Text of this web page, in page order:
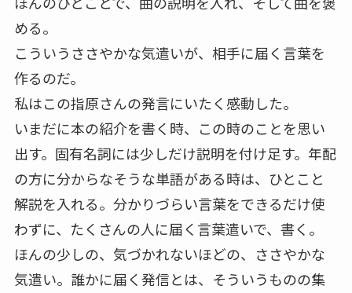
める。
こういうささやかな気遣いが、相手に届く言葉を
作るのだ。
私はこの指原さんの発言にいたく感動した。
いまだに本の紹介を書く時、この時のことを思い
出す。固有名詞には少しだけ説明を付け足す。年配
の方に分からなそうな単語がある時は、ひとこと
解説を入れる。分かりづらい言葉をできるだけ使
わずに、たくさんの人に届く言葉遣いで、書く。
ほんの少しの、気づかれないほどの、ささやかな
気遣い。誰かに届く発信とは、そういうものの集